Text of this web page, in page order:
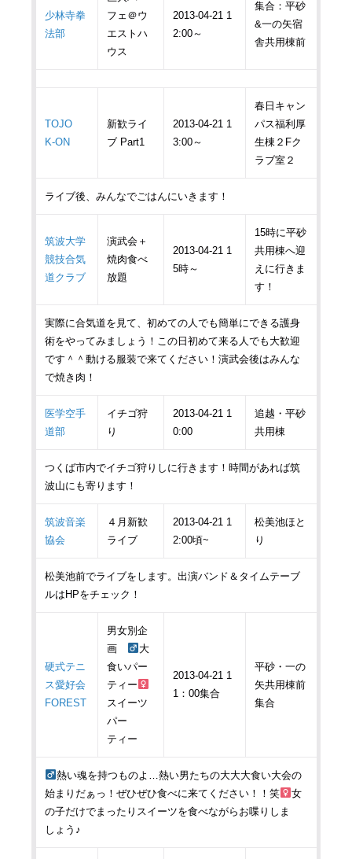
少林寺拳
法部
フェ＠ウ
エストハ
ウス
2013-04-21 1
2:00～
集合：平砂
&一の矢宿
舎共用棟前
TOJO
K-ON
新歓ライ
ブ Part1
2013-04-21 1
3:00～
春日キャン
パス福利厚
生棟２Fク
ラブ室２
ライブ後、みんなでごはんにいきます！
筑波大学
競技合気
道クラブ
演武会＋
焼肉食べ
放題
2013-04-21 1
5時～
15時に平砂
共用棟へ迎
えに行きま
す！
実際に合気道を見て、初めての人でも簡単にできる護身
術をやってみましょう！この日初めて来る人でも大歓迎
です＾＾動ける服装で来てください！演武会後はみんな
で焼き肉！
医学空手
道部
イチゴ狩
り
2013-04-21 1
0:00
追越・平砂
共用棟
つくば市内でイチゴ狩りしに行きます！時間があれば筑
波山にも寄ります！
筑波音楽
協会
４月新歓
ライブ
2013-04-21 1
2:00頃~
松美池ほと
り
松美池前でライブをします。出演バンド＆タイムテーブ
ルはHPをチェック！
硬式テニ
ス愛好会
FOREST
男女別企
画
大
食いパー
ティー
スイーツ
パー
ティー
2013-04-21 1
1：00集合
平砂・一の
矢共用棟前
集合
熱い魂を持つものよ…熱い男たちの大大大食い大会の
始まりだぁっ！ぜひぜひ食べに来てください！！笑
女
の子だけでまったりスイーツを食べながらお喋りしま
しょう♪